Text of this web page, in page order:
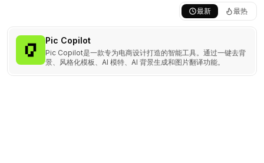
最新 最热
Pic Copilot
Pic Copilot是一款专为电商设计打造的智能工具。通过一键去背
景、风格化模板、AI 模特、AI 背景生成和图片翻译功能。